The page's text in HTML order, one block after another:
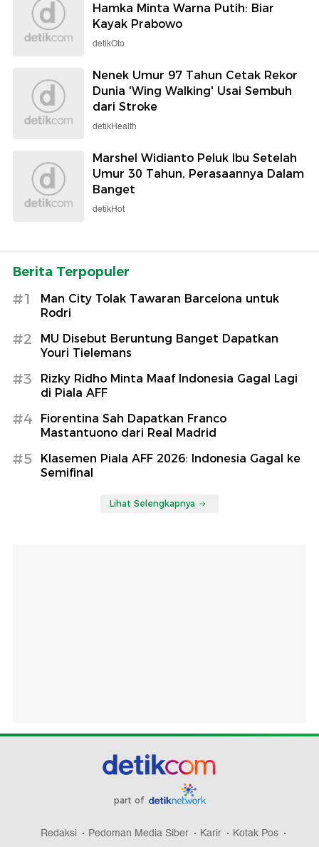
Hamka Minta Warna Putih: Biar
Kayak Prabowo
detikOto
Nenek Umur 97 Tahun Cetak Rekor
Dunia 'Wing Walking' Usai Sembuh
dari Stroke
detikHealth
Marshel Widianto Peluk Ibu Setelah
Umur 30 Tahun, Perasaannya Dalam
Banget
detikHot
Berita Terpopuler
#1
Man City Tolak Tawaran Barcelona untuk
Rodri
#2
MU Disebut Beruntung Banget Dapatkan
Youri Tielemans
#3
Rizky Ridho Minta Maaf Indonesia Gagal Lagi
di Piala AFF
#4
Fiorentina Sah Dapatkan Franco
Mastantuono dari Real Madrid
#5
Klasemen Piala AFF 2026: Indonesia Gagal ke
Semifinal
Lihat Selengkapnya
part of
Redaksi Pedoman Media Siber Karir
Kotak Pos